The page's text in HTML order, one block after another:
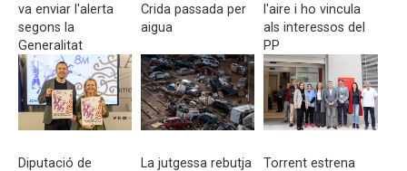
va enviar l'alerta
segons la
Generalitat
Crida passada per
aigua
l'aire i ho vincula
als interessos del
PP
Diputació de
La jutgessa rebutja
Torrent estrena